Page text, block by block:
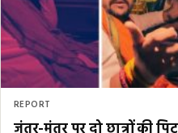
REPORT